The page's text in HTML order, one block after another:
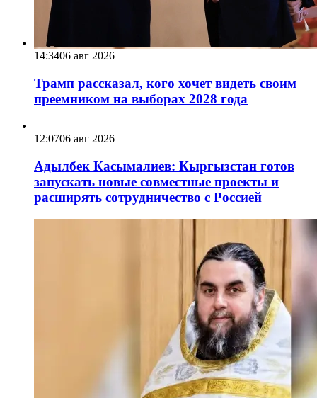
14:3406 авг 2026
Трамп рассказал, кого хочет видеть своим
преемником на выборах 2028 года
12:0706 авг 2026
Адылбек Касымалиев: Кыргызстан готов
запускать новые совместные проекты и
расширять сотрудничество с Россией